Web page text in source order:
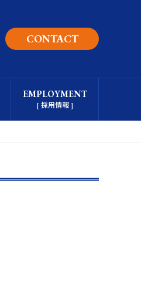
CONTACT
EMPLOYMENT
[ 採用情報 ]